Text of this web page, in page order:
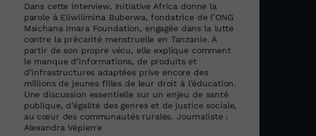
Dans cette interview, Initiative Africa donne la
parole à Eliwilimina Buberwa, fondatrice de l’ONG
Msichana Imara Foundation, engagée dans la lutte
contre la précarité menstruelle en Tanzanie. À
partir de son propre vécu, elle explique comment
le manque d’informations, de produits et
d’infrastructures adaptées prive encore des
millions de jeunes filles de leur droit à l’éducation.
Une discussion essentielle sur un enjeu de santé
publique, d’égalité des genres et de justice sociale,
au cœur des communautés rurales. Journaliste :
Alexandra Vépierre